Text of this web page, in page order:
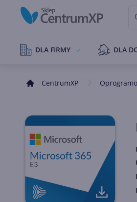
DLA FIRMY DLA
CentrumXP